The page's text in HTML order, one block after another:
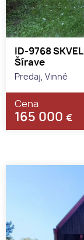
ID-9768
Šírave
Predaj, Vinné
Cena
165 000 €